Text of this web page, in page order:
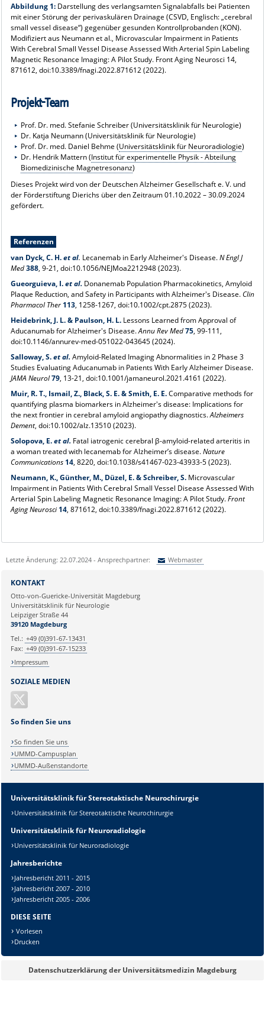
Abbildung 1:Darstellung des verlangsamten Signalabfalls bei Patienten
mit einer Störung der perivaskulären Drainage (CSVD, Englisch: „cerebral
small vessel disease“) gegenüber gesunden Kontrollprobanden (KON).
Modifiziert aus Neumann et al., Microvascular Impairment in Patients
With Cerebral Small Vessel Disease Assessed With Arterial Spin Labeling
Magnetic Resonance Imaging: A Pilot Study. Front Aging Neurosci 14,
871612, doi:10.3389/fnagi.2022.871612 (2022).
Projekt-Team
Prof. Dr. med. Stefanie Schreiber (Universitätsklinik für Neurologie)
Dr. Katja Neumann (Universitätsklinik für Neurologie)
Prof. Dr. med. Daniel Behme (Universitätsklinik für Neuroradiologie)
Dr. Hendrik Mattern (Institut für experimentelle Physik - Abteilung
Biomedizinische Magnetresonanz)
Dieses Projekt wird von der Deutschen Alzheimer Gesellschaft e. V. und
der Förderstiftung Dierichs über den Zeitraum 01.10.2022 – 30.09.2024
gefördert.
Referenzen
van Dyck, C. H.et al. Lecanemab in Early Alzheimer's Disease.N Engl J
Med388, 9-21, doi:10.1056/NEJMoa2212948 (2023).
Gueorguieva, I.et al. Donanemab Population Pharmacokinetics, Amyloid
Plaque Reduction, and Safety in Participants with Alzheimer's Disease.Clin
Pharmacol Ther 113, 1258-1267, doi:10.1002/cpt.2875 (2023).
Heidebrink, J. L. & Paulson, H. L.Lessons Learned from Approval of
Aducanumab for Alzheimer's Disease.Annu Rev Med75, 99-111,
doi:10.1146/annurev-med-051022-043645 (2024).
Salloway, S.et al. Amyloid-Related Imaging Abnormalities in 2 Phase 3
Studies Evaluating Aducanumab in Patients With Early Alzheimer Disease.
JAMA Neurol79, 13-21, doi:10.1001/jamaneurol.2021.4161 (2022).
Muir, R. T., Ismail, Z., Black, S. E. & Smith, E. E.Comparative methods for
quantifying plasma biomarkers in Alzheimer's disease: Implications for
the next frontier in cerebral amyloid angiopathy diagnostics.Alzheimers
Dement, doi:10.1002/alz.13510 (2023).
Solopova, E.et al. Fatal iatrogenic cerebral β-amyloid-related arteritis in
a woman treated with lecanemab for Alzheimer’s disease.Nature
Communications 14, 8220, doi:10.1038/s41467-023-43933-5 (2023).
Neumann, K., Günther, M., Düzel, E. & Schreiber, S.Microvascular
Impairment in Patients With Cerebral Small Vessel Disease Assessed With
Arterial Spin Labeling Magnetic Resonance Imaging: A Pilot Study.Front
Aging Neurosci 14, 871612, doi:10.3389/fnagi.2022.871612 (2022).
Letzte Änderung: 22.07.2024 - Ansprechpartner: Webmaster
Ihre E-Mailadresse:
Ihr Anliegen:
SOZIALE MEDIEN
KONTAKT
Otto-von-Guericke-Universität Magdeburg
Universitätsklinik für Neurologie
Leipziger Straße 44
39120 Magdeburg
Tel.: +49 (0)391-67-13431
Fax: +49 (0)391-67-15233
Impressum
So finden Sie uns
So finden Sie uns
UMMD-Campusplan
UMMD-Außenstandorte
Universitätsklinik für Stereotaktische Neurochirurgie
Universitätsklinik für Stereotaktische Neurochirurgie
Universitätsklinik für Neuroradiologie
Universitätsklinik für Neuroradiologie
Jahresberichte
Jahresbericht 2011 - 2015
Jahresbericht 2007 - 2010
Jahresbericht 2005 - 2006
DIESE SEITE
Vorlesen
Drucken
Datenschutzerklärung der Universitätsmedizin Magdeburg